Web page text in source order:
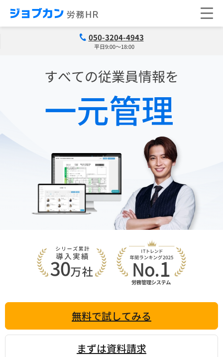
050-3204-4943
平日9:00～18:00
すべての従業員情報を
一元管理
無料で試してみる
まずは資料請求